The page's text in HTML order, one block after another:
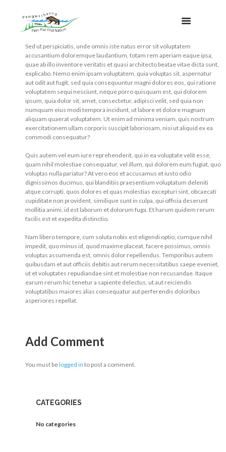
Sed ut perspiciatis, unde omnis iste natus error sit voluptatem
accusantium doloremque laudantium, totam rem aperiam eaque ipsa,
quae ab illo inventore veritatis et quasi architecto beatae vitae dicta sunt,
explicabo. Nemo enim ipsam voluptatem, quia voluptas sit, aspernatur
aut odit aut fugit, sed quia consequuntur magni dolores eos, qui ratione
voluptatem sequi nesciunt, neque porro quisquam est, qui dolorem
ipsum, quia dolor sit, amet, consectetur, adipisci velit, sed quia non
numquam eius modi tempora incidunt, ut labore et dolore magnam
aliquam quaerat voluptatem. Ut enim ad minima veniam, quis nostrum
exercitationem ullam corporis suscipit laboriosam, nisi ut aliquid ex ea
commodi consequatur?
Quis autem vel eum iure reprehenderit, qui in ea voluptate velit esse,
quam nihil molestiae consequatur, vel illum, qui dolorem eum fugiat, quo
voluptas nulla pariatur? At vero eos et accusamus et iusto odio
dignissimos ducimus, qui blanditiis praesentium voluptatum deleniti
atque corrupti, quos dolores et quas molestias excepturi sint, obcaecati
cupiditate non provident, similique sunt in culpa, qui officia deserunt
mollitia animi, id est laborum et dolorum fuga. Et harum quidem rerum
facilis est et expedita distinctio.
Nam libero tempore, cum soluta nobis est eligendi optio, cumque nihil
impedit, quo minus id, quod maxime placeat, facere possimus, omnis
voluptas assumenda est, omnis dolor repellendus. Temporibus autem
quibusdam et aut officiis debitis aut rerum necessitatibus saepe eveniet,
ut et voluptates repudiandae sint et molestiae non recusandae. Itaque
earum rerum hic tenetur a sapiente delectus, ut aut reiciendis
voluptatibus maiores alias consequatur aut perferendis doloribus
asperiores repellat.
Add Comment
You must belogged in to post a comment.
CATEGORIES
No categories